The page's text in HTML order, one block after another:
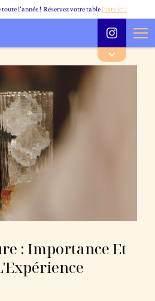
l'année ! Réservez votre tableJuste ici !
: Importance Et